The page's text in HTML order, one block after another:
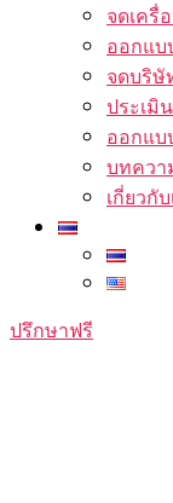
จดเครื่
ออกแบ
จดบริ
ประเมิ
ออกแบ
บทควา
เกี่ยวกับ
ปรึกษาฟรี